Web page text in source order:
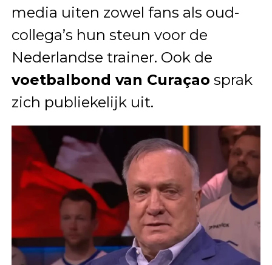
media uiten zowel fans als oud-
collega’s hun steun voor de
Nederlandse trainer. Ook de
voetbalbond van Curaçao sprak
zich publiekelijk uit.